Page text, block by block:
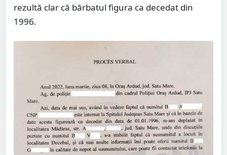
rezultă clar că bărbatul figura ca decedat din
1996.